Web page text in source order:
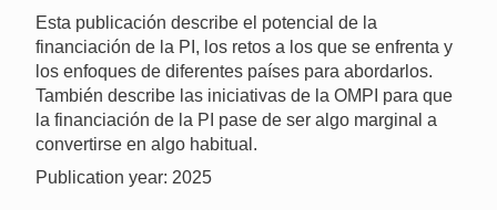
Esta publicación describe el potencial de la
financiación de la PI, los retos a los que se enfrenta y
los enfoques de diferentes países para abordarlos.
También describe las iniciativas de la OMPI para que
la financiación de la PI pase de ser algo marginal a
convertirse en algo habitual.
Publication year: 2025